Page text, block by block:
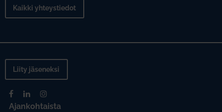
Kaikki yhteystiedot
Liity jäseneksi
Ajankohtaista